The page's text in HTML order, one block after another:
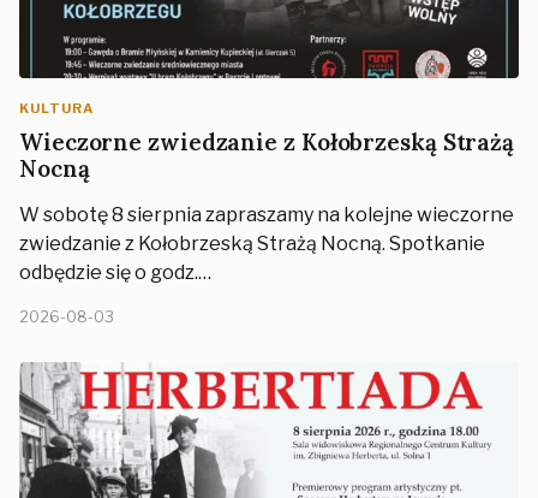
KULTURA
Wieczorne zwiedzanie z Kołobrzeską Strażą
Nocną
W sobotę 8 sierpnia zapraszamy na kolejne wieczorne
zwiedzanie z Kołobrzeską Strażą Nocną. Spotkanie
odbędzie się o godz.…
2026-08-03